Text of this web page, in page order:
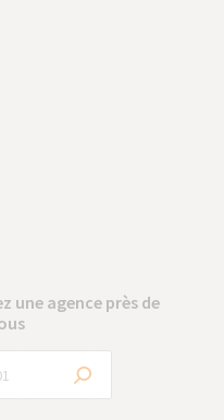
une agence près de